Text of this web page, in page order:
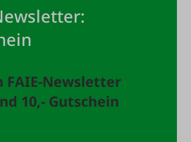
FAIE-Newsletter
10,- Gutschein